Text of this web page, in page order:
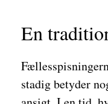
En
stadig betyder